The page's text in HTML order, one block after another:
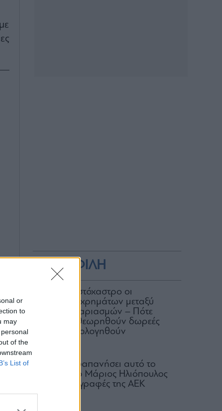
or
to
may
of the
List of
ΔΗΜΟΦΙΛΗ
ΑΑΔΕ: Στο στόχαστρο οι
μεταφορές χρημάτων μεταξύ
κοινών λογαριασμών – Πότε
μπορεί να θεωρηθούν δωρεές
και να φορολογηθούν
Πόσα έχει δαπανήσει αυτό το
καλοκαίρι ο Μάριος Ηλιόπουλος
για τις μεταγραφές της ΑΕΚ